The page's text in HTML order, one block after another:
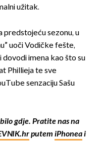
užitak.
predstojeću sezonu, u
uoči Vodičke fešte,
imena kao što su
Phillieja te sve
senzaciju Sašu
gdje. Pratite nas na
putem iPhoneai